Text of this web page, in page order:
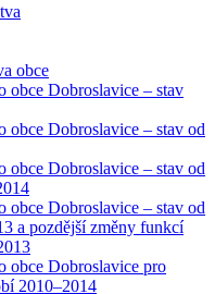
obce
obce Dobroslavice – stav
obce Dobroslavice – stav od
obce Dobroslavice – stav od
obce Dobroslavice – stav od
a pozdější změny funkcí
obce Dobroslavice pro
2010–2014